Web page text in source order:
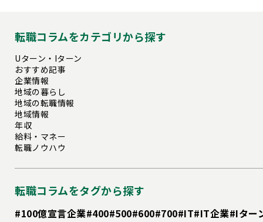
転職コラムをカテゴリから探す
Uターン・Iターン
おすすめ記事
企業情報
地域の暮らし
地域の転職情報
地域情報
年収
給料・マネー
転職ノウハウ
転職コラムをタグから探す
#100億宣言企業#400#500#600#700#IT#IT企業#Iター